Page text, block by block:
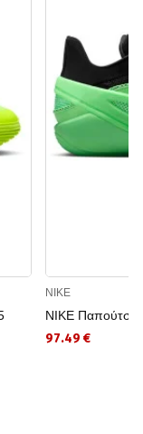
NIKE
NIKE
97.49 €